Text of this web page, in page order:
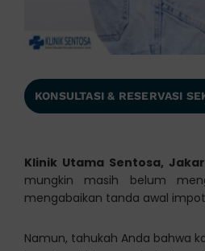
KONSULTASI & RESERVASI
Klinik Utama Sentosa,
mungkin masih belum
mengabaikan tanda awal
Namun, tahukah Anda bahwa